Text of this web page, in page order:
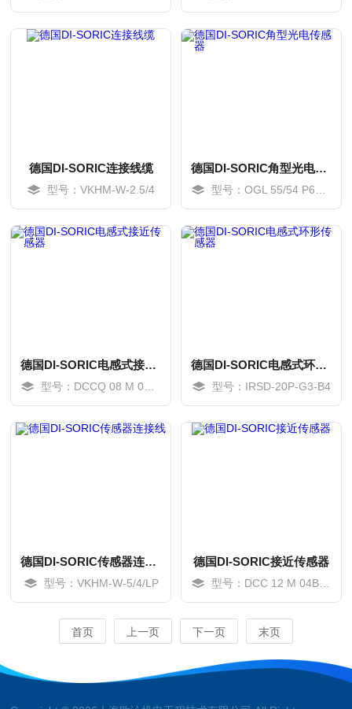
德国DI-SORIC连接线缆
型号：VKHM-W-2.5/4
德国DI-SORIC角型光电传感器
型号：OGL 55/54 P6L-IBS
德国DI-SORIC电感式接近传感器
型号：DCCQ 08 M 03 PSLK
德国DI-SORIC电感式环形传感器
型号：IRSD-20P-G3-B4
德国DI-SORIC传感器连接线
型号：VKHM-W-5/4/LP
德国DI-SORIC接近传感器
型号：DCC 12 M 04B POK-IBSL
首页 上一页 下一页 末页